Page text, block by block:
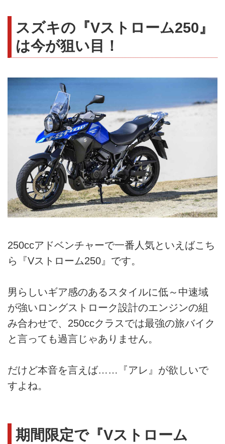
スズキの『Vストローム250』
は今が狙い目！
250ccアドベンチャーで一番人気といえばこち
ら『Vストローム250』です。
男らしいギア感のあるスタイルに低～中速域
が強いロングストローク設計のエンジンの組
み合わせで、250ccクラスでは最強の旅バイク
と言っても過言じゃありません。
だけど本音を言えば……『アレ』が欲しいで
すよね。
期間限定で『Vストローム